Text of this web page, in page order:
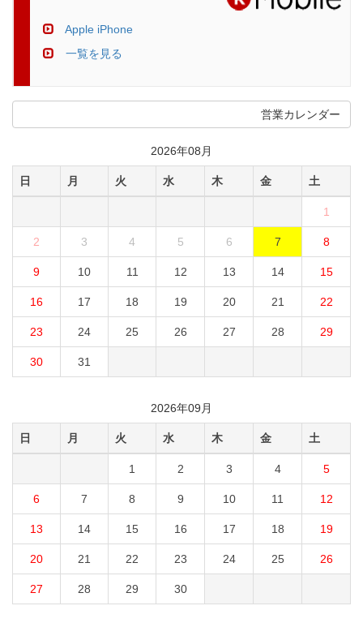
Apple iPhone
一覧を見る
営業カレンダー
2026年08月
日 月 火 水 木 金 土
1
2 3 4 5 6 7 8
9 10 11 12 13 14 15
16 17 18 19 20 21 22
23 24 25 26 27 28 29
30 31
2026年09月
日 月 火 水 木 金 土
1 2 3 4 5
6 7 8 9 10 11 12
13 14 15 16 17 18 19
20 21 22 23 24 25 26
27 28 29 30